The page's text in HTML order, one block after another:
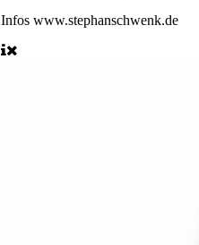
Infos www.stephanschwenk.de